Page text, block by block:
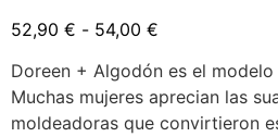
52,90 € - 54,00 €
Doreen + Algodón es el
Muchas mujeres aprecian las
moldeadoras que convirtieron